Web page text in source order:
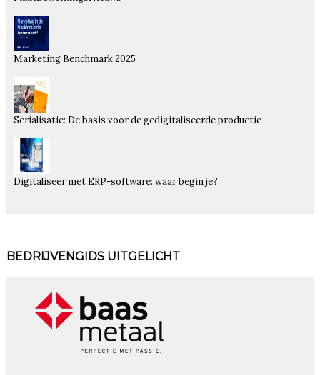
Marketing Benchmark 2025
Serialisatie: De basis voor de gedigitaliseerde productie
Digitaliseer met ERP-software: waar begin je?
BEDRIJVENGIDS UITGELICHT